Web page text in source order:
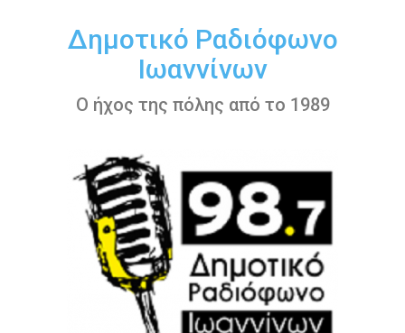
περιεχόμενοΔημοτικό Ραδιόφωνο
Ιωαννίνων
Ο ήχος της πόλης από το 1989